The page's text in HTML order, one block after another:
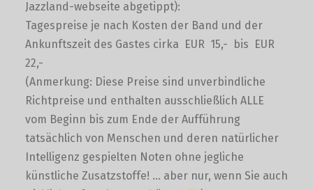
Jazzland-webseite abgetippt):
Tagespreise je nach Kosten der Band und der
Ankunftszeit des Gastes cirka EUR 15,- bis EUR
22,-
(Anmerkung: Diese Preise sind unverbindliche
Richtpreise und enthalten ausschließlich ALLE
vom Beginn bis zum Ende der Aufführung
tatsächlich von Menschen und deren natürlicher
Intelligenz gespielten Noten ohne jegliche
künstliche Zusatzstoffe! … aber nur, wenn Sie auch